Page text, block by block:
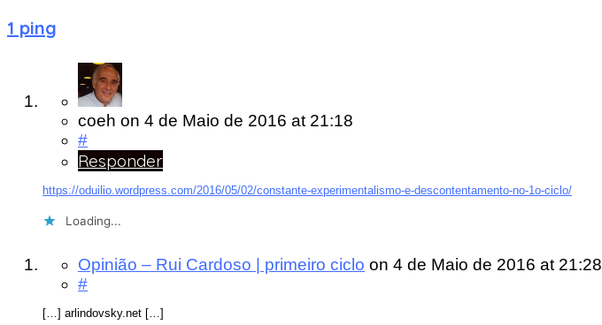
1 ping
coeh on 4 de Maio de 2016 at 21:18
#
Responder
https://oduilio.wordpress.com/2016/05/02/constante-experimentalismo-e-descontentamento-no-1o-ciclo/
Loading...
Opinião – Rui Cardoso | primeiro ciclo on 4 de Maio de 2016 at 21:28
#
[…] arlindovsky.net […]